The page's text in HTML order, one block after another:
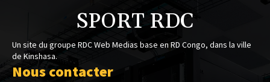
SPORT RDC
Un site du groupe RDC Web Medias base en RD Congo, dans la ville
de Kinshasa.
Nous contacter